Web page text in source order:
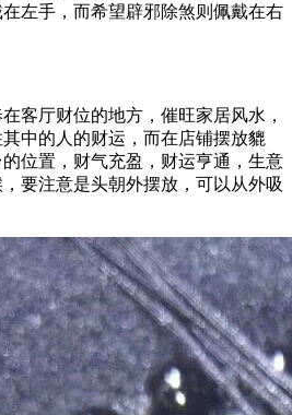
左手，而希望辟邪除煞则佩戴在右
客厅财位的地方，催旺家居风水，
中的人的财运，而在店铺摆放貔
位置，财气充盈，财运亨通，生意
要注意是头朝外摆放，可以从外吸